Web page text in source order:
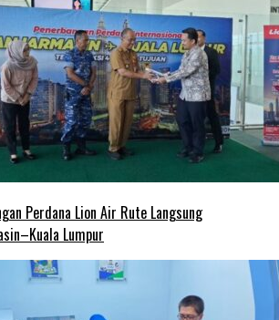
Perdana Lion Air Rute Langsung
Lumpur